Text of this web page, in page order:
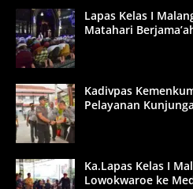
Lapas Kelas I
Matahari
Kadivpas
Pelayanan
Ka.Lapas Kelas I
Lowokwaroe ke